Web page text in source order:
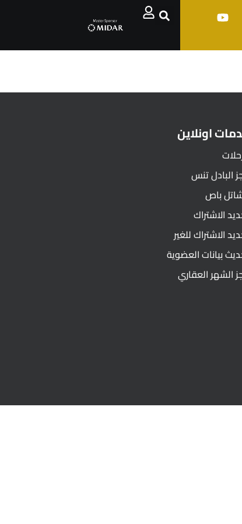
اونلاين
البادل تنس
باص
الاشتراك
الاشتراك للغير
بيانات العضوية
الشهر العقاري